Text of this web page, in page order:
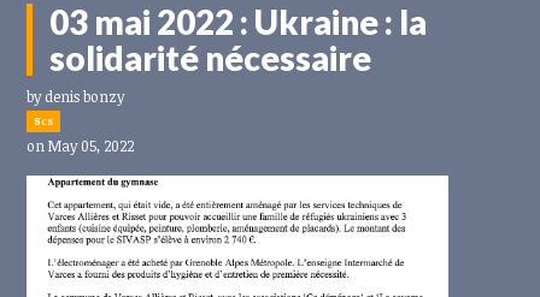
03 mai 2022 : Ukraine : la
solidarité nécessaire
bydenis bonzy
8cs
on May 05, 2022